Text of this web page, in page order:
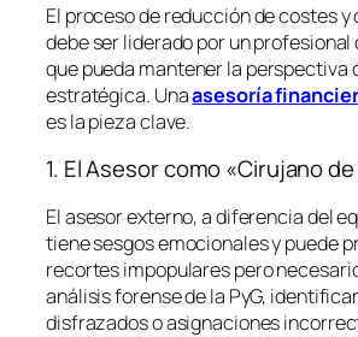
El proceso de reducción de costes
debe ser liderado por un
que pueda mantener la perspectiva
estratégica. Unaasesoría
es la pieza clave.
1. El Asesor como «Cirujano
El asesor externo, a diferencia del
tiene sesgos emocionales y puede
recortes impopulares pero
análisis forense de la PyG,
disfrazados o asignaciones